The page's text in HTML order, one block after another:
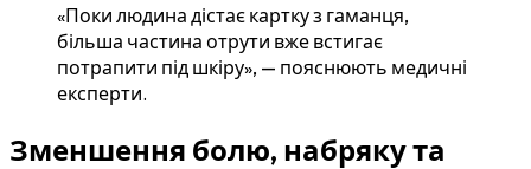
«Поки людина дістає картку з гаманця,
більша частина отрути вже встигає
потрапити під шкіру», — пояснюють медичні
експерти.
Зменшення болю, набряку та